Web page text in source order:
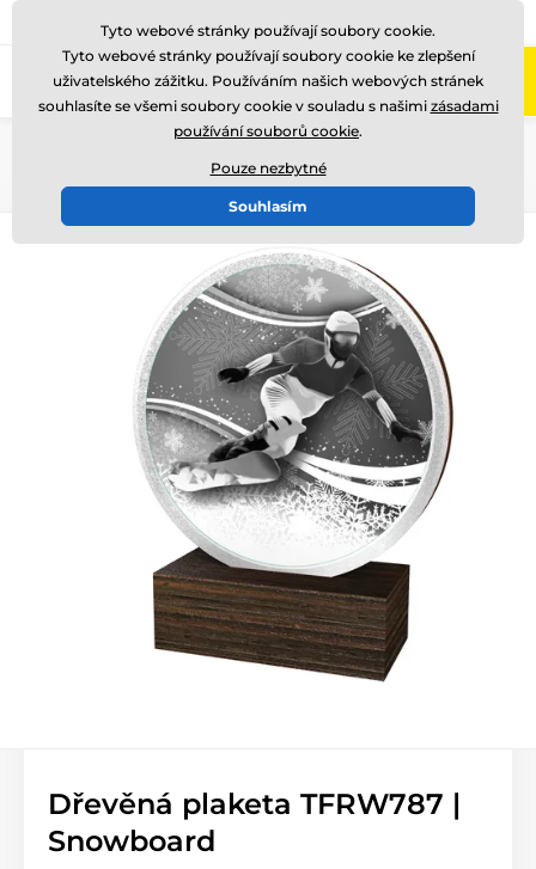
Zavolejte nám (Po-Pá 8-17)
Dřevěná plaketa TFRW787 |
Snowboard
Tyto webové stránky používají soubory cookie.
Tyto webové stránky používají soubory cookie ke zlepšení
uživatelského zážitku. Používáním našich webových stránek
souhlasíte se všemi soubory cookie v souladu s našimi zásadami
používání souborů cookie.
Pouze nezbytné
Souhlasím